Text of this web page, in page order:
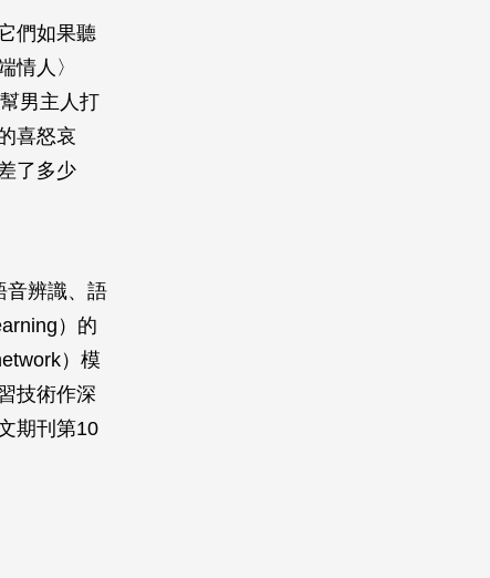
們如果聽
情人〉
男主人打
喜怒哀
了多少
音辨識、語
）的
）模
技術作深
期刊第10